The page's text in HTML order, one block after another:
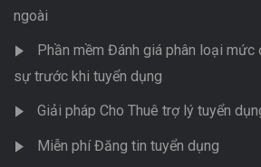
ngoài
Phần mềm Đánh giá phân loại mức
sự trước khi tuyển dụng
Giải pháp Cho Thuê trợ lý tuyển
Miễn phí Đăng tin tuyển dụng